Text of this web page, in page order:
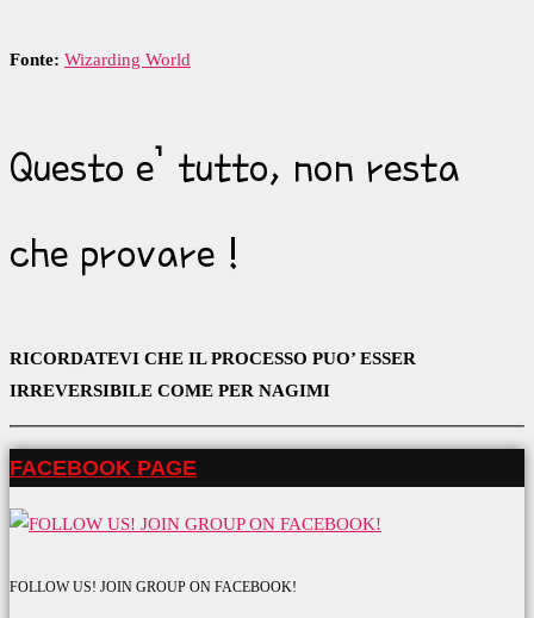
Fonte: Wizarding World
Questo e’ tutto, non resta
che provare !
RICORDATEVI CHE IL PROCESSO PUO’ ESSER
IRREVERSIBILE COME PER NAGIMI
FACEBOOK PAGE
FOLLOW US! JOIN GROUP ON FACEBOOK!